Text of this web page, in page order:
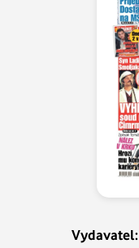
Vydavatel: